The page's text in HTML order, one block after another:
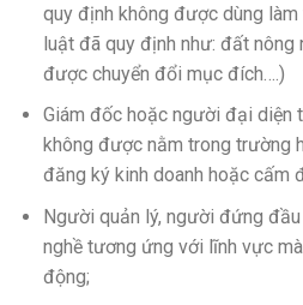
quy định không được dùng
luật đã quy định như: đất nông
được chuyển đổi mục đích….)
Giám đốc hoặc người đại diện
không được nằm trong trường
đăng ký kinh doanh hoặc cấm
Người quản lý, người đứng
nghề tương ứng với lĩnh vực
động;